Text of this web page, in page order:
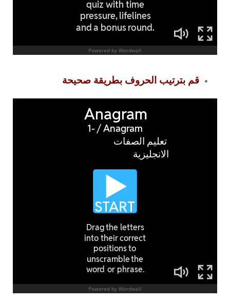
قم بترتيب الحروف بطريقة صحيحة